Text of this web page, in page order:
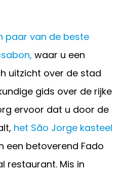
paar van de beste
waar u een
uitzicht over de stad
gids over de rijke
ervoor dat u door de
het São Jorge kasteel
een betoverend Fado
restaurant. Mis in